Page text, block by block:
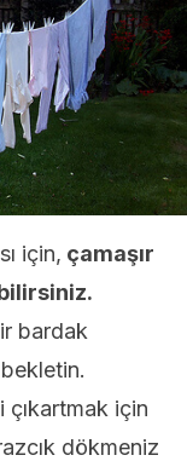
için, çamaşır
bardak
çıkartmak için
dökmeniz